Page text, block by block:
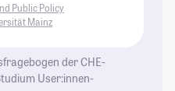
Public Policy
Mainz
der CHE-
User:innen-